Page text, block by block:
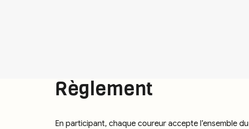
Règlement
En participant, chaque coureur accepte l’ensemble du